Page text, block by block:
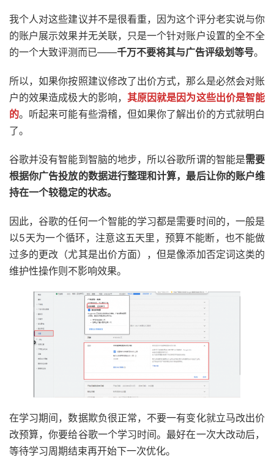
我个人对这些建议并不是很看重，因为这个评分老实说与你
的账户展示效果并无关联，只是一个针对账户设置的全不全
的一个大致评测而已——千万不要将其与广告评级划等号。
所以，如果你按照建议修改了出价方式，那么是必然会对账
户的效果造成极大的影响， 其原因就是因为这些出价是智能
的。听起来可能有些滑稽，但如果你了解出价的方式就明白
了。
谷歌并没有智能到智脑的地步，所以谷歌所谓的智能是需要
根据你广告投放的数据进行整理和计算，最后让你的账户维
持在一个较稳定的状态。
因此，谷歌的任何一个智能的学习都是需要时间的，一般是
以5天为一个循环，注意这五天里，预算不能断，也不能做
过多的更改（尤其是出价方面），但是像添加否定词这类的
维护性操作则不影响效果。
在学习期间，数据欺负很正常，不要一有变化就立马改出价
改预算，你要给谷歌一个学习时间。最好在一次大改动后，
等待学习周期结束再开始下一次优化。